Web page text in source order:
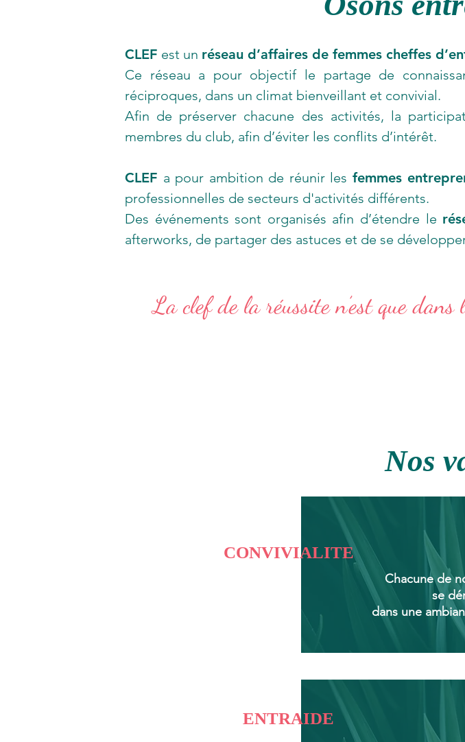
CLEF est un réseau d’affaires de femmes cheffes
Ce réseau a pour objectif le partage de
réciproques, dans un climat bienveillant et convivial.
Afin de préserver chacune des activités, la
membres du club, afin d’éviter les conflits d’intérêt.
CLEF a pour ambition de réunir les femmes
professionnelles de secteurs d'activités différents.
Des événements sont organisés afin d’étendre le
afterworks, de partager des astuces et de se
La clef de la réussite n’est que dans
Nos
Chacune de
se
dans une
CONVIVIALITE
ENTRAIDE